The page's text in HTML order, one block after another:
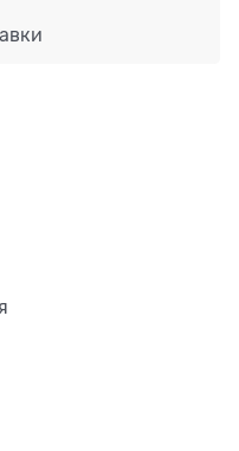
Китай